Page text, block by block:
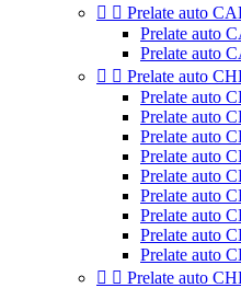
  Prelate auto
Prelate auto
Prelate auto
  Prelate auto
Prelate auto
Prelate auto
Prelate auto
Prelate auto
Prelate auto
Prelate auto
Prelate auto
Prelate auto
Prelate auto
  Prelate auto